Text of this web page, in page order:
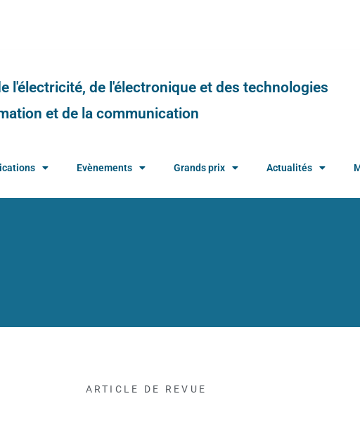
l'électricité, de l'électronique et des technologies
et de la communication
Evènements Grands prix Actualités
ARTICLE DE REVUE